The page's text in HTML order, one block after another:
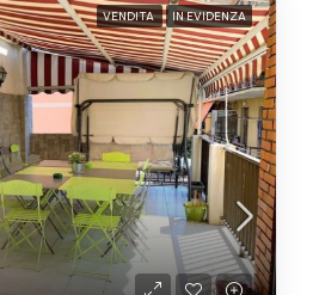
VENDITA IN EVIDENZA